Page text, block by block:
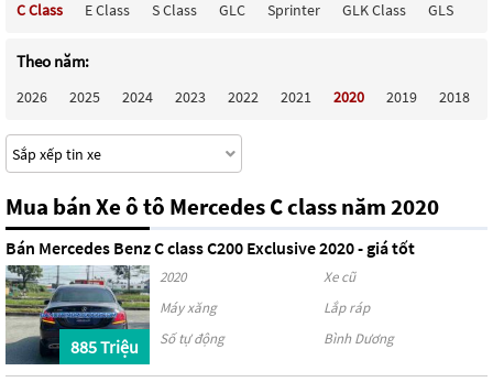
C Class E Class S Class GLC Sprinter GLK Class GLS
Theo năm:
2026 2025 2024 2023 2022 2021 2020 2019 2018
Mua bán Xe ô tô Mercedes C class năm 2020
Bán Mercedes Benz C class C200 Exclusive 2020 - giá tốt
885 Triệu
2020
Xe cũ
Máy xăng
Lắp ráp
Số tự động
Bình Dương